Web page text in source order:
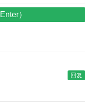
）
回复